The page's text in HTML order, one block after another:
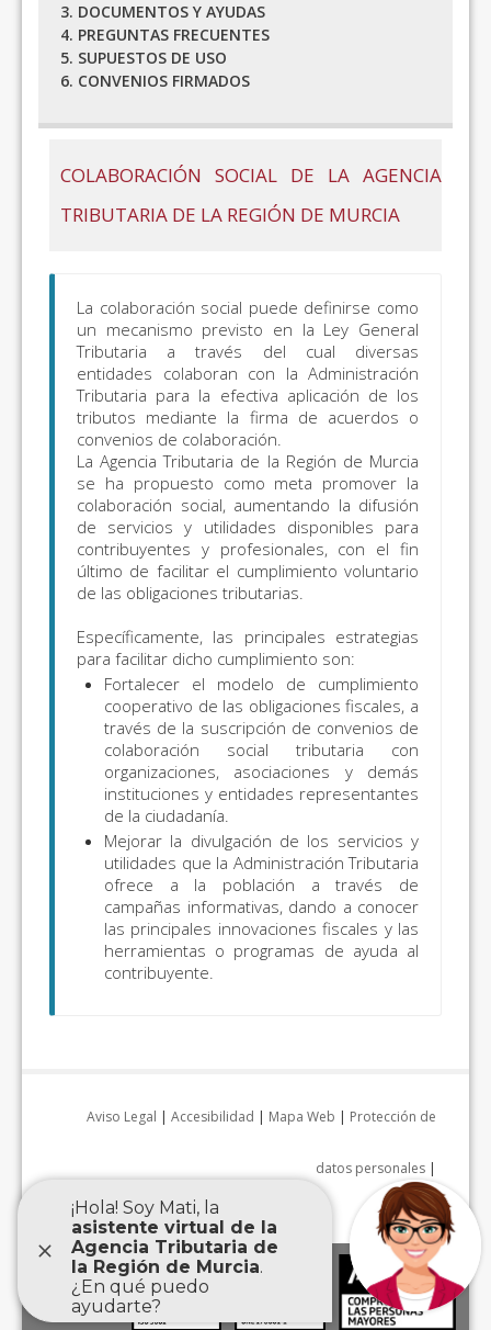
3. DOCUMENTOS Y AYUDAS
4. PREGUNTAS FRECUENTES
5. SUPUESTOS DE USO
6. CONVENIOS FIRMADOS
COLABORACIÓN SOCIAL DE LA AGENCIA
TRIBUTARIA DE LA REGIÓN DE MURCIA
La colaboración social puede definirse como
un mecanismo previsto en la Ley General
Tributaria a través del cual diversas
entidades colaboran con la Administración
Tributaria para la efectiva aplicación de los
tributos mediante la firma de acuerdos o
convenios de colaboración.
La Agencia Tributaria de la Región de Murcia
se ha propuesto como meta promover la
colaboración social, aumentando la difusión
de servicios y utilidades disponibles para
contribuyentes y profesionales, con el fin
último de facilitar el cumplimiento voluntario
de las obligaciones tributarias.
Específicamente, las principales estrategias
para facilitar dicho cumplimiento son:
Fortalecer el modelo de cumplimiento
cooperativo de las obligaciones fiscales, a
través de la suscripción de convenios de
colaboración social tributaria con
organizaciones, asociaciones y demás
instituciones y entidades representantes
de la ciudadanía.
Mejorar la divulgación de los servicios y
utilidades que la Administración Tributaria
ofrece a la población a través de
campañas informativas, dando a conocer
las principales innovaciones fiscales y las
herramientas o programas de ayuda al
contribuyente.
Aviso Legal | Accesibilidad | Mapa Web | Protección de
datos personales |